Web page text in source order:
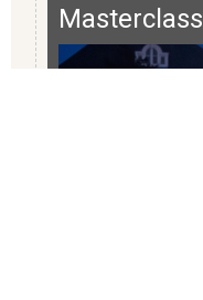
Masterclass